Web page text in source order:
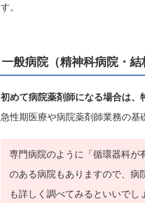
す。
一般病院（精神科病院・結
初めて病院薬剤師になる場合は、
急性期医療や病院薬剤師業務の基
専門病院のように「循環器科が
のある病院もありますので、病
も詳しく調べてみるといいでし